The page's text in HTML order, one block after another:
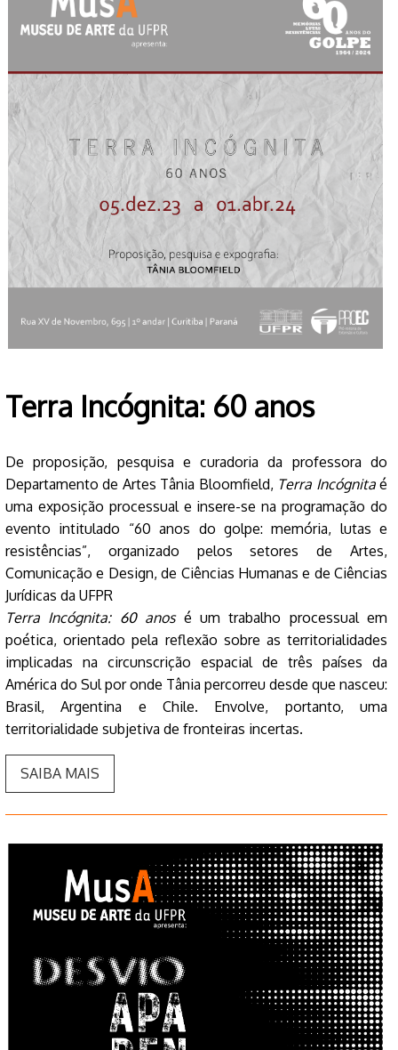
Terra Incógnita: 60 anos
De proposição, pesquisa e curadoria da professora do
Departamento de Artes Tânia Bloomfield, Terra Incógnitaé
uma exposição processual e insere-se na programação do
evento intitulado “60 anos do golpe: memória, lutas e
resistências”, organizado pelos setores de Artes,
Comunicação e Design, de Ciências Humanas e de Ciências
Jurídicas da UFPR
Terra Incógnita: 60 anosé um trabalho processual em
poética, orientado pela reflexão sobre as territorialidades
implicadas na circunscrição espacial de três países da
América do Sul por onde Tânia percorreu desde que nasceu:
Brasil, Argentina e Chile. Envolve, portanto, uma
territorialidade subjetiva de fronteiras incertas.
SAIBA MAIS